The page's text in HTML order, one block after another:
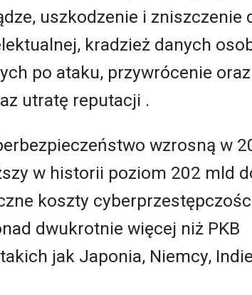
uszkodzenie i zniszczenie
kradzież danych
po ataku, przywrócenie oraz
utratę reputacji .
wzrosną w
w historii poziom 202 mld
koszty
dwukrotnie więcej niż PKB
jak Japonia, Niemcy,